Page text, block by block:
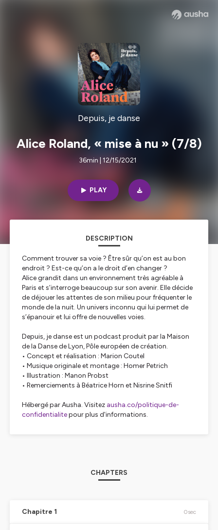
Depuis, je danse
Alice Roland, « mise à nu » (7/8)
36min | 12/15/2021
PLAY
DESCRIPTION
Comment trouver sa voie ? Être sûr qu’on est au bon
endroit ? Est-ce qu’on a le droit d’en changer ?
Alice grandit dans un environnement très agréable à
Paris et s’interroge beaucoup sur son avenir. Elle décide
de déjouer les attentes de son milieu pour fréquenter le
monde de la nuit. Un univers inconnu qui lui permet de
s’épanouir et lui offre de nouvelles voies.
Depuis, je danse est un podcast produit par la Maison
de la Danse de Lyon, Pôle européen de création.
• Concept et réalisation : Marion Coutel
• Musique originale et montage : Homer Petrich
• Illustration : Manon Probst
• Remerciements à Béatrice Horn et Nisrine Snitfi
Hébergé par Ausha. Visitez ausha.co/politique-de-
confidentialitepour plus d'informations.
CHAPTERS
Chapitre 1 0sec